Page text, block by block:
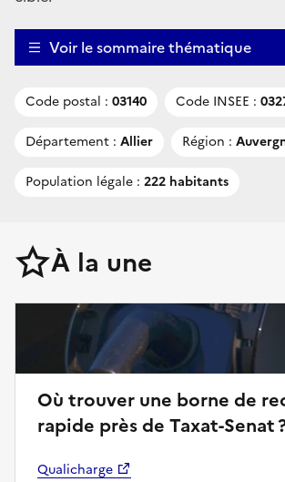
Voir le sommaire thématique
Code postal : 03140 Code INSEE :
Département : Allier Région :
Population légale : 222 habitants
À la une
Où trouver une borne de
rapide près de Taxat-Senat
Qualicharge